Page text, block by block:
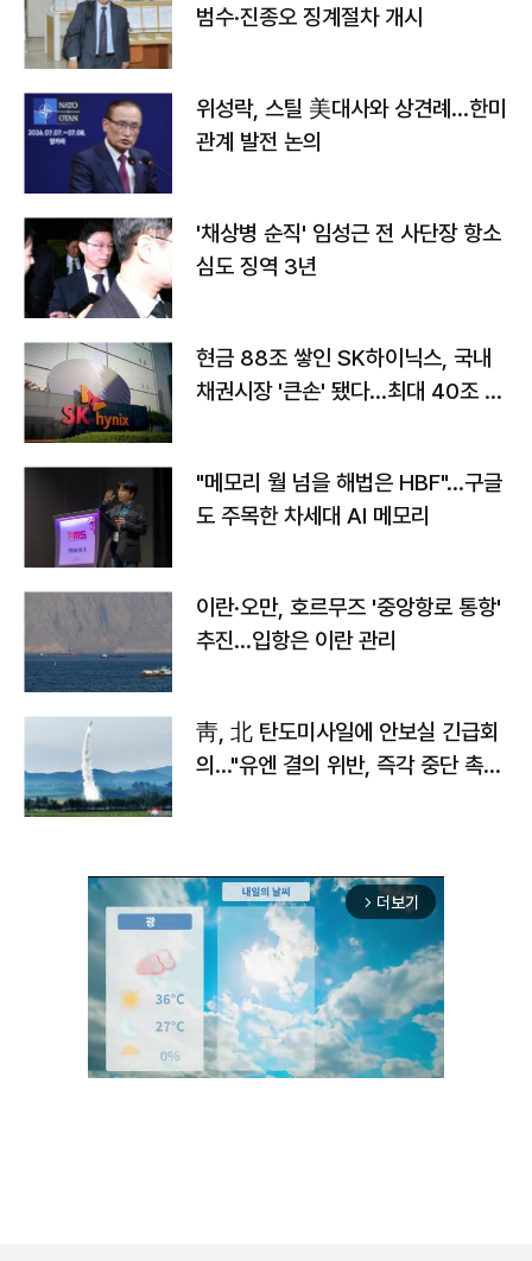
범수·진종오 징계절차 개시
위성락, 스틸 美대사와 상견례…한미
관계 발전 논의
'채상병 순직' 임성근 전 사단장 항소
심도 징역 3년
현금 88조 쌓인 SK하이닉스, 국내
채권시장 '큰손' 됐다…최대 40조 투
"메모리 월 넘을 해법은 HBF"…구글
도 주목한 차세대 AI 메모리
이란·오만, 호르무즈 '중앙항로 통항'
추진…입항은 이란 관리
靑, 北 탄도미사일에 안보실 긴급회
의…"유엔 결의 위반, 즉각 중단 촉
arrow_forward_ios 더보기